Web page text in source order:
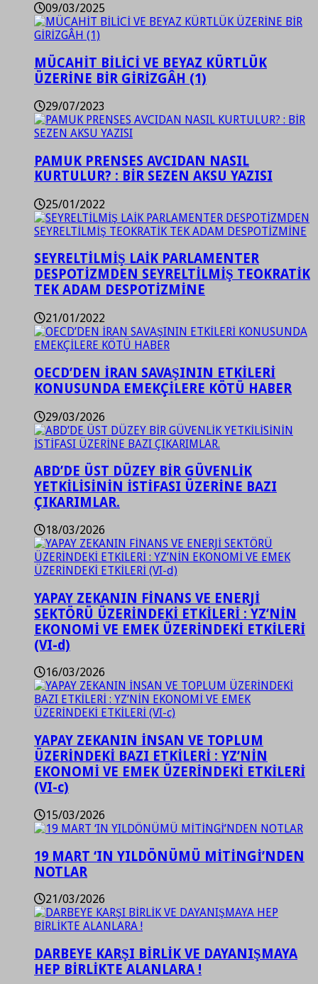
09/03/2025
MÜCAHİT BİLİCİ VE BEYAZ KÜRTLÜK
ÜZERİNE BİR GİRİZGÂH (1)
29/07/2023
PAMUK PRENSES AVCIDAN NASIL
KURTULUR? : BİR SEZEN AKSU YAZISI
25/01/2022
SEYRELTİLMİŞ LAİK PARLAMENTER
DESPOTİZMDEN SEYRELTİLMİŞ TEOKRATİK
TEK ADAM DESPOTİZMİNE
21/01/2022
OECD’DEN İRAN SAVAŞININ ETKİLERİ
KONUSUNDA EMEKÇİLERE KÖTÜ HABER
29/03/2026
ABD’DE ÜST DÜZEY BİR GÜVENLİK
YETKİLİSİNİN İSTİFASI ÜZERİNE BAZI
ÇIKARIMLAR.
18/03/2026
YAPAY ZEKANIN FİNANS VE ENERJİ
SEKTÖRÜ ÜZERİNDEKİ ETKİLERİ : YZ’NİN
EKONOMİ VE EMEK ÜZERİNDEKİ ETKİLERİ
(VI-d)
16/03/2026
YAPAY ZEKANIN İNSAN VE TOPLUM
ÜZERİNDEKİ BAZI ETKİLERİ : YZ’NİN
EKONOMİ VE EMEK ÜZERİNDEKİ ETKİLERİ
(VI-c)
15/03/2026
19 MART ‘IN YILDÖNÜMÜ MİTİNGİ’NDEN
NOTLAR
21/03/2026
DARBEYE KARŞI BİRLİK VE DAYANIŞMAYA
HEP BİRLİKTE ALANLARA !